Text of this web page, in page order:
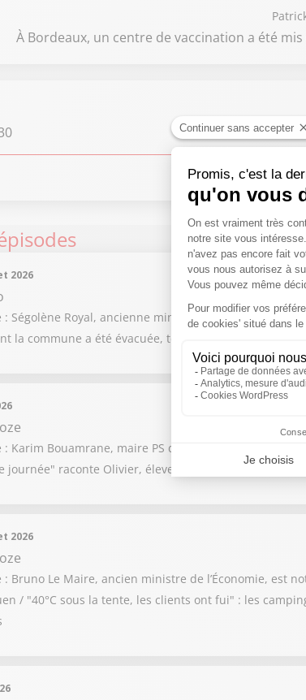
À Bordeaux, un centre de vaccination a été
2026
: Ségolène Royal, ancienne ministre et ancienne
la commune a été évacuée, témoigne /
: Karim Bouamrane, maire PS de Saint-Ouen et
journée" raconte Olivier, éleveur dans les Landes /
2026
Bruno Le Maire, ancien ministre de l’Économie, est
/ "40°C sous la tente, les clients ont fui" : les